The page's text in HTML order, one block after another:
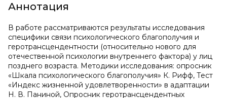
Аннотация
В работе рассматриваются результаты исследования
специфики связи психологического благополучия и
геротрансцендентности (относительно нового для
отечественной психологии внутреннего фактора) у лиц
позднего возраста. Методики исследования: опросник
«Шкала психологического благополучия» К. Рифф, Тест
«Индекс жизненной удовлетворенности» в адаптации
Н. В. Паниной, Опросник геротрансцендентных